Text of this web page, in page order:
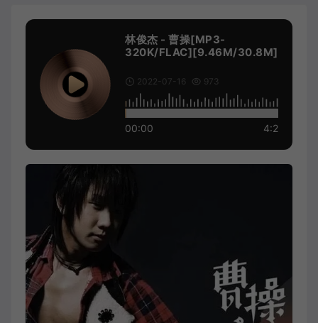
林俊杰 - 曹操[MP3-
320K/FLAC][9.46M/30.8M]
2022-07-16 973
00:00 4:2